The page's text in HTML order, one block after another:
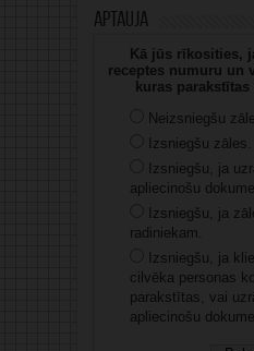
Aptauja
Kā jūs rīkosities,
receptes numuru un
kuras
Neizsniegšu
Izsniegšu zāles.
Izsniegšu, ja
apliecinošu
Izsniegšu, ja
radiniekam.
Izsniegšu, ja
cilvēka personas
parakstītas, vai
apliecinošu